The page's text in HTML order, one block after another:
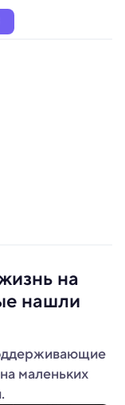
на
нашли
маленьких